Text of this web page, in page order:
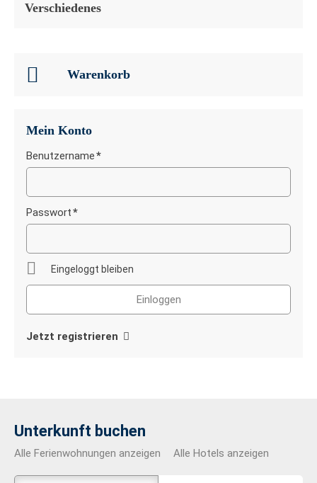
Verschiedenes
Warenkorb
Mein Konto
Benutzername*
Pflichtfeld
Passwort*
Pflichtfeld
Eingeloggt bleiben
Jetzt registrieren
Unterkunft buchen
Alle Ferienwohnungen anzeigen Alle Hotels anzeigen